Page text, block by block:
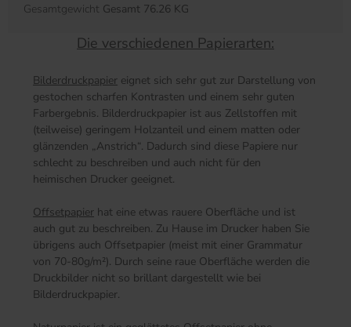
Gesamtgewicht Gesamt 76.26 KG
Die verschiedenen Papierarten:
Bilderdruckpapier eignet sich sehr gut zur Darstellung von
gestochen scharfen Kontrasten und einem sehr guten
Farbergebnis. Bilderdruckpapier ist aus Zellstoffen mit
(teilweise) geringem Holzanteil und einem matten oder
glänzenden „Anstrich“. Dadurch sind diese Papiere nur
schlecht zu beschreiben und auch nicht für den
heimischen Drucker geeignet.
Offsetpapier hat eine etwas rauere Oberfläche und ist
auch gut zu beschreiben. Zu Hause im Drucker haben Sie
übrigens auch Offsetpapier (meist mit einer Grammatur
von 70-80g/m²). Durch seine raue Oberfläche werden die
Druckbilder nicht so brillant dargestellt wie bei
Bilderdruckpapier.